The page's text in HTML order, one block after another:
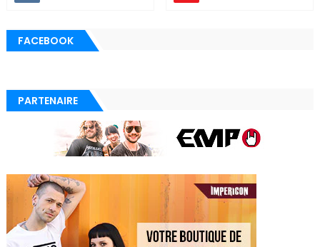
FACEBOOK
PARTENAIRE